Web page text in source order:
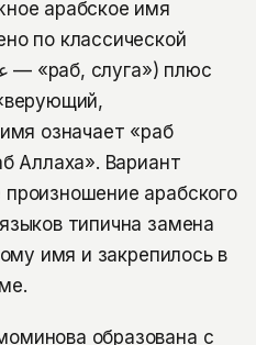
арабское имя
по классической
означает «раб
Аллаха». Вариант
арабского
типична замена
имя и закрепилось в
образована с